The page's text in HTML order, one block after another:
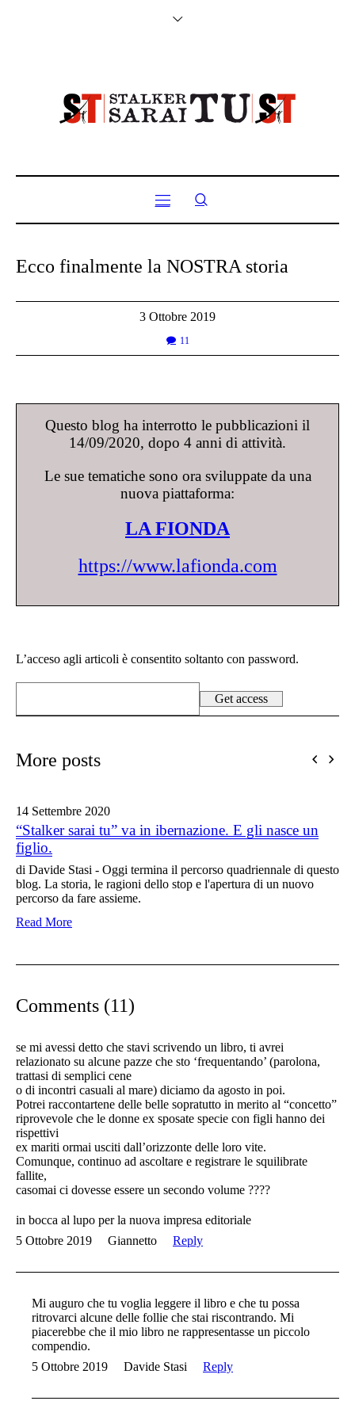
Ecco finalmente la NOSTRA storia
3 Ottobre 2019
11
Questo blog ha interrotto le pubblicazioni il
14/09/2020, dopo 4 anni di attività.
Le sue tematiche sono ora sviluppate da una
nuova piattaforma:
LA FIONDA
https://www.lafionda.com
L’acceso agli articoli è consentito soltanto con password.
More posts
14 Settembre 2020
“Stalker sarai tu” va in ibernazione. E gli nasce un
figlio.
di Davide Stasi - Oggi termina il percorso quadriennale di questo
blog. La storia, le ragioni dello stop e l'apertura di un nuovo
percorso da fare assieme.
Read More
Comments (11)
se mi avessi detto che stavi scrivendo un libro, ti avrei
relazionato su alcune pazze che sto ‘frequentando’ (parolona,
trattasi di semplici cene
o di incontri casuali al mare) diciamo da agosto in poi.
Potrei raccontartene delle belle sopratutto in merito al “concetto”
riprovevole che le donne ex sposate specie con figli hanno dei
rispettivi
ex mariti ormai usciti dall’orizzonte delle loro vite.
Comunque, continuo ad ascoltare e registrare le squilibrate
fallite,
casomai ci dovesse essere un secondo volume ????
in bocca al lupo per la nuova impresa editoriale
5 Ottobre 2019
Giannetto Reply
Mi auguro che tu voglia leggere il libro e che tu possa
ritrovarci alcune delle follie che stai riscontrando. Mi
piacerebbe che il mio libro ne rappresentasse un piccolo
compendio.
5 Ottobre 2019
Davide Stasi Reply